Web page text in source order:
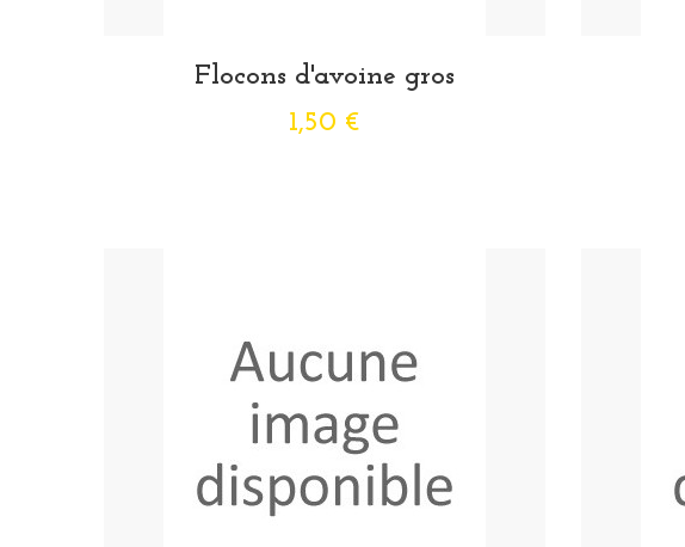
Flocons d'avoine gros
1,50 €